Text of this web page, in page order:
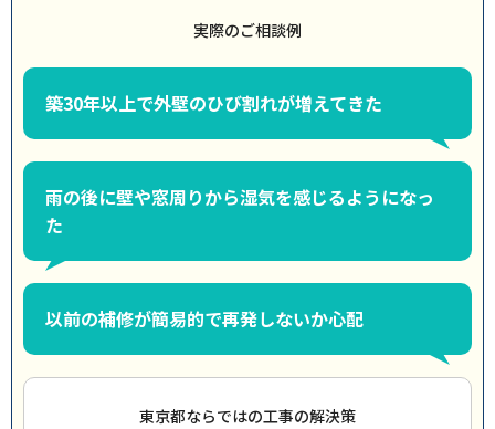
実際のご相談例
築30年以上で外壁のひび割れが増えてきた
雨の後に壁や窓周りから湿気を感じるようになっ
た
以前の補修が簡易的で再発しないか心配
東京都ならではの工事の解決策